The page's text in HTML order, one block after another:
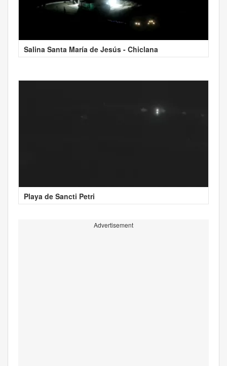
Salina Santa María de Jesús - Chiclana
Playa de Sancti Petri
Advertisement